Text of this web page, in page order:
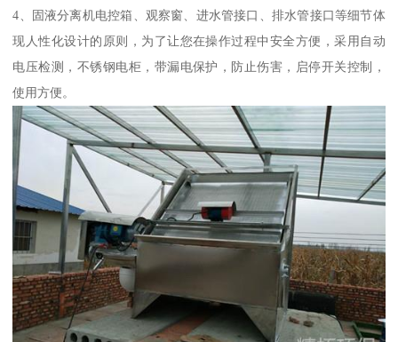
4、固液分离机电控箱、观察窗、进水管接口、排水管接口等细节体
现人性化设计的原则，为了让您在操作过程中安全方便，采用自动
电压检测，不锈钢电柜，带漏电保护，防止伤害，启停开关控制，
使用方便。